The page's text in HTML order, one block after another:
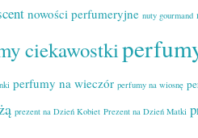
nowości perfumeryjne nuty gourmand
ciekawostki
perfumy na wieczór perfumy na wiosnę
prezent na Dzień Kobiet Prezent na Dzień Matki